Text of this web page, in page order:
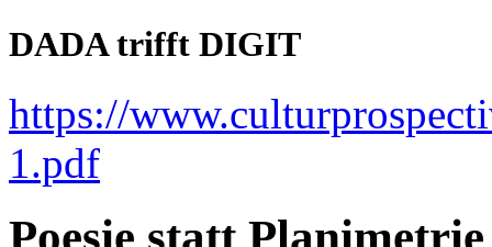
DADA trifft DIGIT
https://
1.pdf
Poesie statt